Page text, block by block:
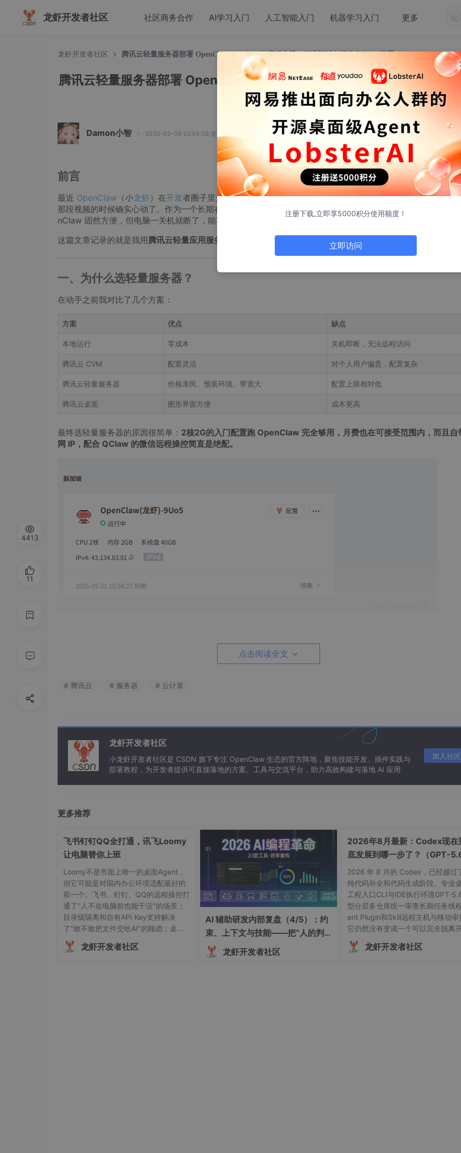
龙虾开发者社区 社区商务合作 AI学习入门 人工智能入门 机器学习入门 更多
龙虾开发者社区 腾讯云轻量服务器部署 OpenClaw + QClaw 全流程实践：打造随时在线的个人 AI 助手
腾讯云轻量服务器部署 OpenClaw + QClaw 全流程实践：打造随时在线
人 AI 助手
Damon小智 · 2026-05-06 22:54:38 发布
前言
最近 OpenClaw （小龙虾）在开发者圈子里火得一塌糊涂，深圳腾讯大厦门口排队安装的盛况我虽然没亲历，
那段视频的时候确实心动了。作为一个长期在折腾各种
工具的开发者，我第一时间就想到一个问题：本地跑
nClaw 固然方便，但电脑一关机就断了，能不能让它 7×24 小时在线？
这篇文章记录的就是我用腾讯云轻量应用服务器 把 OpenClaw 和 QClaw 都部署上去的完整过程。
一、为什么选轻量服务器？
在动手之前我对比了几个方案：
方案 优点 缺点
本地运行 零成本 关机即断，无法远程访问
腾讯云 CVM 配置灵活 对个人用户偏贵，配置复杂
腾讯云轻量服务器 价格亲民、预装环境、带宽大 配置上限相对低
腾讯云桌面 图形界面方便 成本更高
最终选轻量服务器的原因很简单： 2核2G的入门配置跑 OpenClaw 完全够用，月费也在可接受范围内，而且自
网 IP，配合 QClaw 的微信远程操控简直是绝配。
登录腾讯云控制台，进入「轻量应用服务器」，选择以下配置：
镜像：Ubuntu 22.04 LTS（OpenClaw 官方推荐Linux环境）
套餐：2核2G / 60GB SSD / 4Mbps 带宽（基础套餐）
购买时长
：按需，测试先买1个月
点击阅读全文
# 腾讯云 # 服务器 # 云计算
龙虾开发者社区
小龙虾开发者社区是 CSDN 旗下专注 OpenClaw 生态的官方阵地，聚焦技能开发、插件实践与
部署教程，为开发者提供可直接落地的方案、工具与交流平台，助力高效构建与落地 AI 应用
加入社区
更多推荐
飞书钉钉QQ全打通，讯飞Loomy
让电脑替你上班
Loomy不是市面上唯一的桌面Agent，
但它可能是对国内办公环境适配最好的
那一个。飞书、钉钉、QQ的远程操控打
通了"人不在电脑前也能干活"的场景；
目录级隔离和自有API Key支持解决
了"敢不敢把文件交给AI"的顾虑；桌面
宠物和卡通界面则让冰冷的工具协作多
了一丝温度。它目前的短板也很明确：
龙虾开发者社区
AI 辅助研发内部复盘（4/5）：约
束、上下文与技能——把“人的判
断”工程化
龙虾开发者社区
2026年8月最新：Codex现在
底发展到哪一步了？（GPT-
ChatGPT Pro分享）
2026 年 8 月的 Codex，已经越过
纯代码补全和代码生成阶段。专业
工程入口CLI与IDE执行环境GPT-
型分层多仓库统一审查长期任务线
ent Plugin和Skill远程主机与移动审
它仍然没有变成一个可以完全脱离
者判断的自动程序员。当前最准确的
位是：Codex 是一个由开发者控制
龙虾开发者社区
4413
11
注册下载,立即享5000积分使用额度！
立即访问